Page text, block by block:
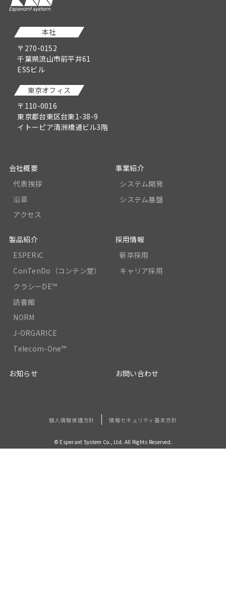
本社
〒270-0152
千葉県流山市前平井61
ESSビル
東京オフィス
〒110-0016
東京都台東区台東1-38-9
イトーピア清洲橋通ビル3階
会社概要
代表挨拶
沿革
アクセス
事業紹介
システム開発
システム基盤
製品紹介
ESPERiC
ConTenDo（コンテン堂）
クラシーDE™
読書館
NORM
J-ORGARICE
Telecom-One™
採用情報
新卒採用
キャリア採用
お知らせ お問い合わせ
個人情報保護方針 情報セキュリティ基本方針
© Esperant System Co., Ltd. All Rights Reserved.